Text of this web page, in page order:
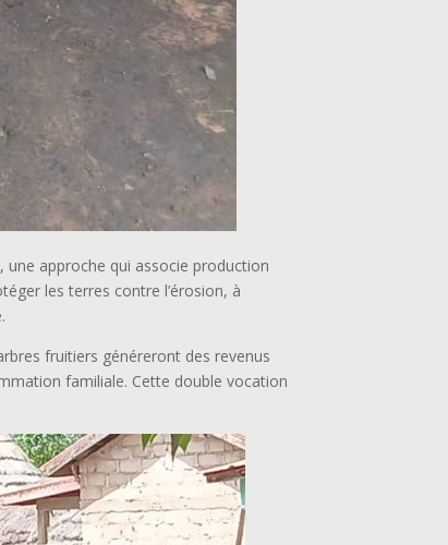
approche qui associe production
les terres contre l’érosion, à
fruitiers généreront des revenus
familiale. Cette double vocation